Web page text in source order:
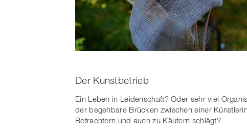
Der Kunstbetrieb
Ein Leben in Leidenschaft? Oder sehr viel
der begehbare Brücken zwischen einer
Betrachtern und auch zu Käufern schlägt?